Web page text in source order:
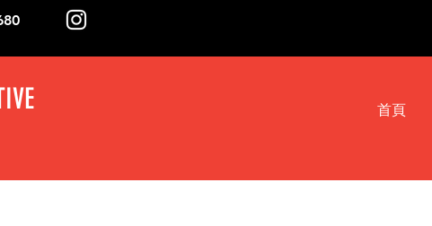
首頁